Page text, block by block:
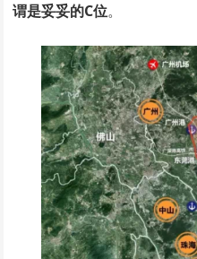
谓是妥妥的C位。